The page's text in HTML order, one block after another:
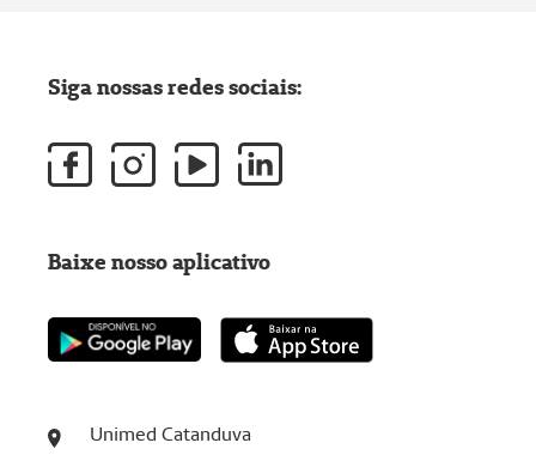
Unimed Catanduva
Siga nossas redes sociais:
Baixe nosso aplicativo